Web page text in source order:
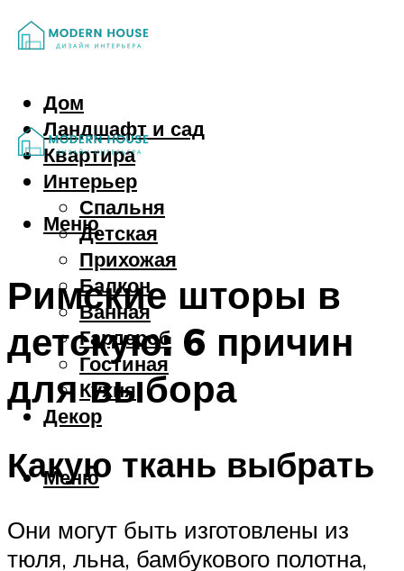
Дом
Ландшафт и сад
Квартира
Интерьер
Спальня
Детская
Прихожая
Балкон
Ванная
Гардероб
Гостиная
Кухня
Декор
Меню
Меню
Римские шторы в
детскую: 6 причин
для выбора
Какую ткань выбрать
Они могут быть изготовлены из
тюля, льна, бамбукового полотна,